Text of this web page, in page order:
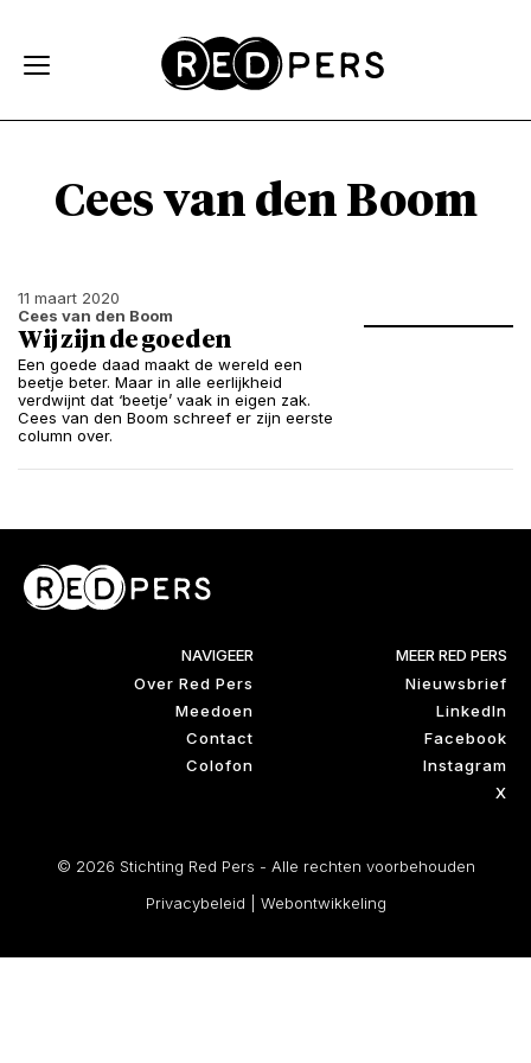
Cees van den Boom
11 maart 2020
Cees van den Boom
Wij zijn de goeden
Een goede daad maakt de wereld een
beetje beter. Maar in alle eerlijkheid
verdwijnt dat ‘beetje’ vaak in eigen zak.
Cees van den Boom schreef er zijn eerste
column over.
NAVIGEER
Over Red Pers
Meedoen
Contact
Colofon
MEER RED PERS
Nieuwsbrief
LinkedIn
Facebook
Instagram
X
© 2026 Stichting Red Pers - Alle rechten voorbehouden
Privacybeleid
Webontwikkeling